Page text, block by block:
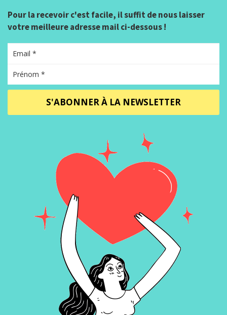
Pour la recevoir c'est facile, il suffit de nous laisser
votre meilleure adresse mail ci-dessous !
S'ABONNER À LA NEWSLETTER